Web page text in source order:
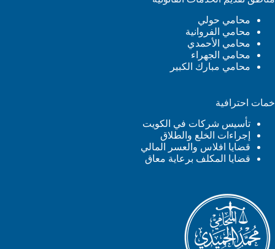
محامي حولي
محامي الفروانية
محامي الأحمدي
محامي الجهراء
محامي مبارك الكبير
خمات احترافية
تأسيس شركات في الكويت
إجراءات الخلع والطلاق
قضايا افلاس والعسر المالي
قضايا المكلف برعاية معاق